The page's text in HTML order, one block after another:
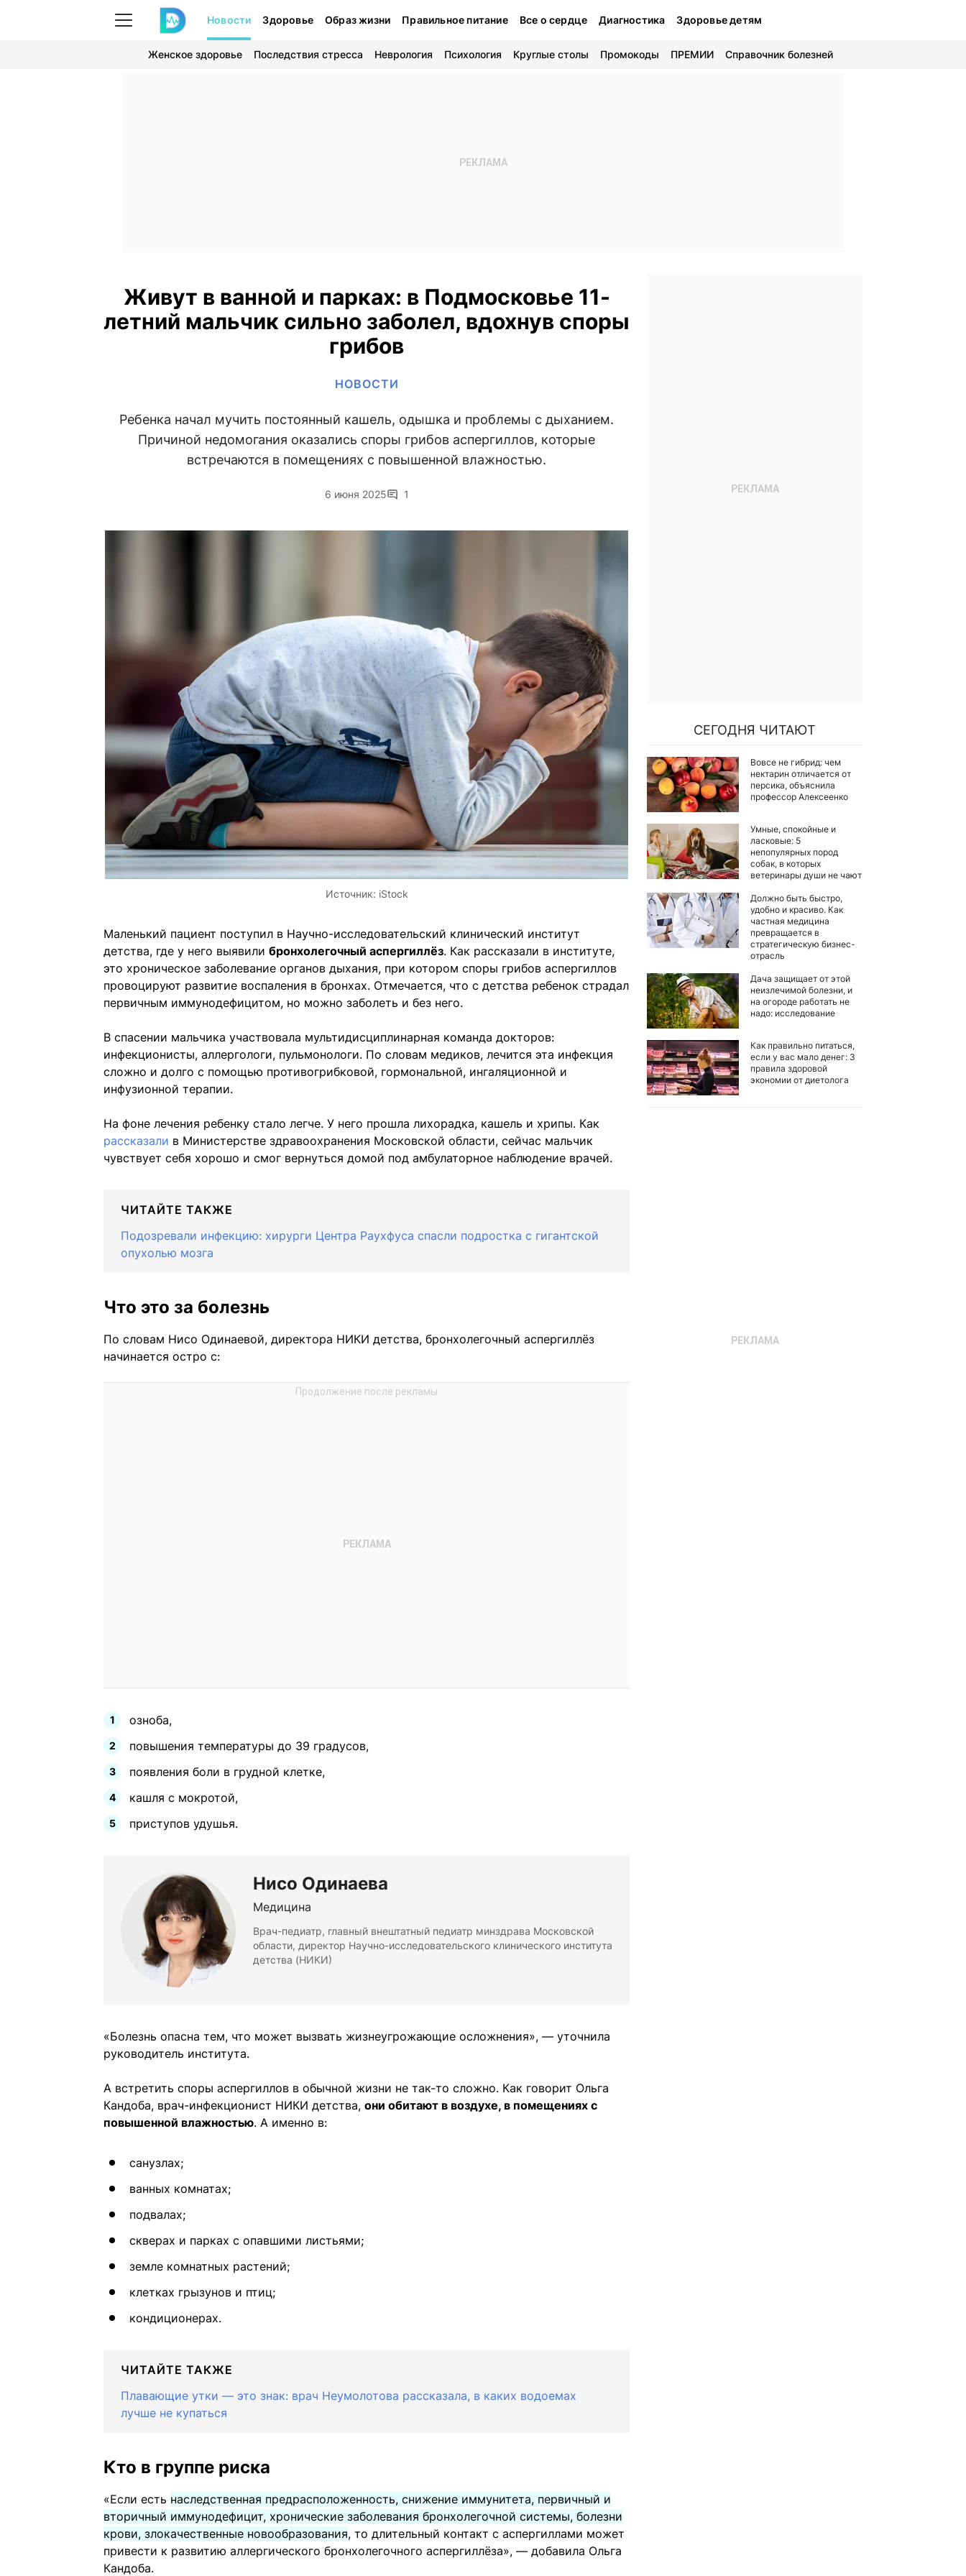
Новости Здоровье Образ жизни Правильное питание Все о сердце Диагностика Здоровье детям
Женское здоровье Последствия стресса Неврология Психология Круглые столы Промокоды ПРЕМИИ Справочник болезней
Живут в ванной и парках: в Подмосковье 11-
летний мальчик сильно заболел, вдохнув споры
грибов
НОВОСТИ
Ребенка начал мучить постоянный кашель, одышка и проблемы с дыханием.
Причиной недомогания оказались споры грибов аспергиллов, которые
встречаются в помещениях с повышенной влажностью.
6 июня 2025 1
Источник: iStock
Маленький пациент поступил в Научно-исследовательский клинический институт
детства, где у него выявили бронхолегочный аспергиллёз. Как рассказали в институте,
это хроническое заболевание органов дыхания, при котором споры грибов аспергиллов
провоцируют развитие воспаления в бронхах. Отмечается, что с детства ребенок страдал
первичным иммунодефицитом, но можно заболеть и без него.
В спасении мальчика участвовала мультидисциплинарная команда докторов:
инфекционисты, аллергологи, пульмонологи. По словам медиков, лечится эта инфекция
сложно и долго с помощью противогрибковой, гормональной, ингаляционной и
инфузионной терапии.
На фоне лечения ребенку стало легче. У него прошла лихорадка, кашель и хрипы. Как
рассказали в Министерстве здравоохранения Московской области, сейчас мальчик
чувствует себя хорошо и смог вернуться домой под амбулаторное наблюдение врачей.
ЧИТАЙТЕ ТАКЖЕ
Подозревали инфекцию: хирурги Центра Раухфуса спасли подростка с гигантской
опухолью мозга
Что это за болезнь
По словам Нисо Одинаевой, директора НИКИ детства, бронхолегочный аспергиллёз
начинается остро с:
озноба,
повышения температуры до 39 градусов,
появления боли в грудной клетке,
кашля с мокротой,
приступов удушья.
Нисо Одинаева
Медицина
Врач-педиатр, главный внештатный педиатр минздрава Московской
области, директор Научно-исследовательского клинического института
детства (НИКИ)
«Болезнь опасна тем, что может вызвать жизнеугрожающие осложнения», — уточнила
руководитель института.
А встретить споры аспергиллов в обычной жизни не так-то сложно. Как говорит Ольга
Кандоба, врач-инфекционист НИКИ детства, они обитают в воздухе, в помещениях с
повышенной влажностью. А именно в:
санузлах;
ванных комнатах;
подвалах;
скверах и парках с опавшими листьями;
земле комнатных растений;
клетках грызунов и птиц;
кондиционерах.
ЧИТАЙТЕ ТАКЖЕ
Плавающие утки — это знак: врач Неумолотова рассказала, в каких водоемах
лучше не купаться
Кто в группе риска
«Если есть наследственная предрасположенность, снижение иммунитета, первичный и
вторичный иммунодефицит, хронические заболевания бронхолегочной системы, болезни
крови, злокачественные новообразования, то длительный контакт с аспергиллами может
привести к развитию аллергического бронхолегочного аспергиллёза», — добавила Ольга
Кандоба.
СЕГОДНЯ ЧИТАЮТ
Вовсе не гибрид: чем
нектарин отличается от
персика, объяснила
профессор Алексеенко
Умные, спокойные и
ласковые: 5
непопулярных пород
собак, в которых
ветеринары души не чают
Должно быть быстро,
удобно и красиво. Как
частная медицина
превращается в
стратегическую бизнес-
отрасль
Дача защищает от этой
неизлечимой болезни, и
на огороде работать не
надо: исследование
Как правильно питаться,
если у вас мало денег: 3
правила здоровой
экономии от диетолога